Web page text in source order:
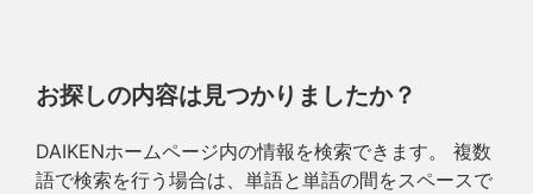
お探しの内容は見つかりましたか？
DAIKENホームページ内の情報を検索できます。 複数
語で検索を行う場合は、単語と単語の間をスペースで